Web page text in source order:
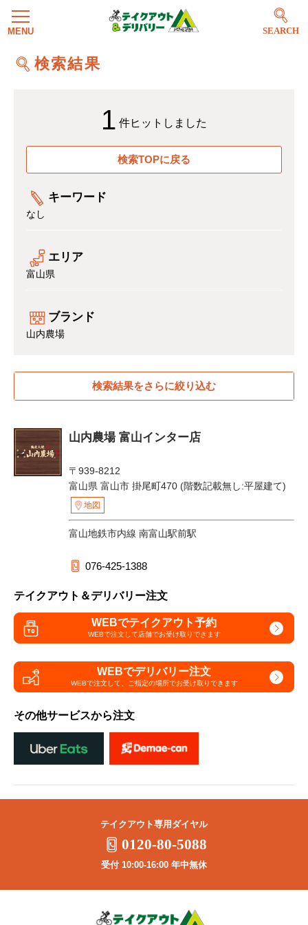
SEARCH
検索結果
1 件ヒットしました
検索TOPに戻る
キーワード
なし
エリア
富山県
ブランド
山内農場
検索結果をさらに絞り込む
山内農場 富山インター店
〒939-8212
富山県 富山市 掛尾町470 (階数記載無し:平屋建て)
地図
富山地鉄市内線 南富山駅前駅
076-425-1388
テイクアウト＆デリバリー注文
WEBでテイクアウト予約
WEBで注文して店舗でお受け取りできます
WEBでデリバリー注文
WEBで注文して、 ご指定の場所でお受け取りできます
その他サービスから注文
テイクアウト専用ダイヤル
0120-80-5088
受付 10:00-16:00 年中無休